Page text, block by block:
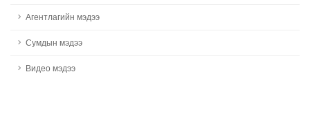
Агентлагийн мэдээ
Сумдын мэдээ
Видео мэдээ